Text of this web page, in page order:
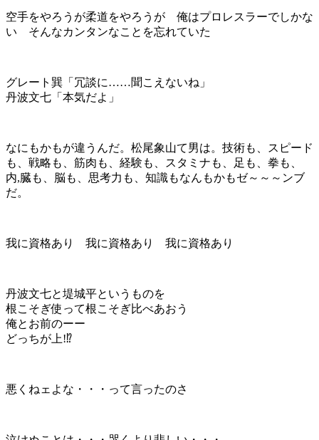
空手をやろうが柔道をやろうが 俺はプロレスラーでしかな
い そんなカンタンなことを忘れていた
グレート巽「冗談に……聞こえないね」
丹波文七「本気だよ」
なにもかもが違うんだ。松尾象山て男は。技術も、スピード
も、戦略も、筋肉も、経験も、スタミナも、足も、拳も、
内,臓も、脳も、思考力も、知識もなんもかもゼ～～～ンブ
だ。
我に資格あり 我に資格あり 我に資格あり
丹波文七と堤城平というものを
根こそぎ使って根こそぎ比べあおう
俺とお前のーー
どっちが上!⁉︎
悪くねェよな・・・って言ったのさ